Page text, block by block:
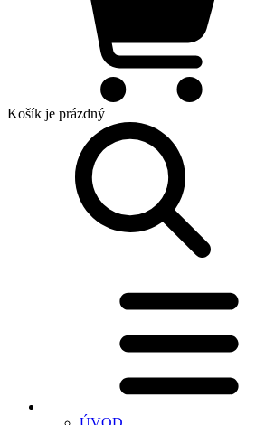
Košík je prázdný